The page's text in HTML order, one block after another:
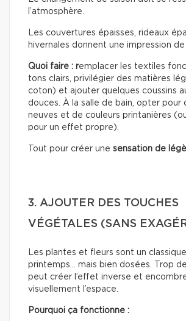
l’atmosphère.
Les couvertures épaisses, rideaux
hivernales donnent une impression de
Quoi faire : remplacer les textiles
tons clairs, privilégier des matières
coton) et ajouter quelques coussins
douces. À la salle de bain, opter pour
neuves et de couleurs printanières
pour un effet propre).
Tout pour créer une sensation de
3. AJOUTER DES TOUCHES
VÉGÉTALES (SANS
Les plantes et fleurs sont un
printemps… mais bien dosées. Trop
peut créer l’effet inverse et
visuellement l’espace.
Pourquoi ça fonctionne :